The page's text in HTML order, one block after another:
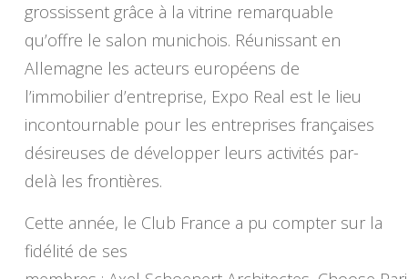
grossissent grâce à la vitrine remarquable
qu’offre le salon munichois. Réunissant en
Allemagne les acteurs européens de
l’immobilier d’entreprise, Expo Real est le lieu
incontournable pour les entreprises françaises
désireuses de développer leurs activités par-
delà les frontières.
Cette année, le Club France a pu compter sur la
fidélité de ses